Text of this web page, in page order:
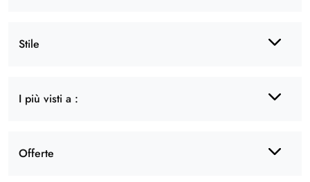
Stile
I più visti a :
Offerte